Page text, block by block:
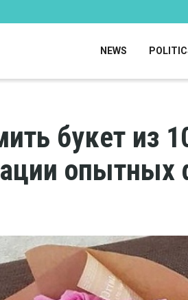
NEWS
букет из
опытных